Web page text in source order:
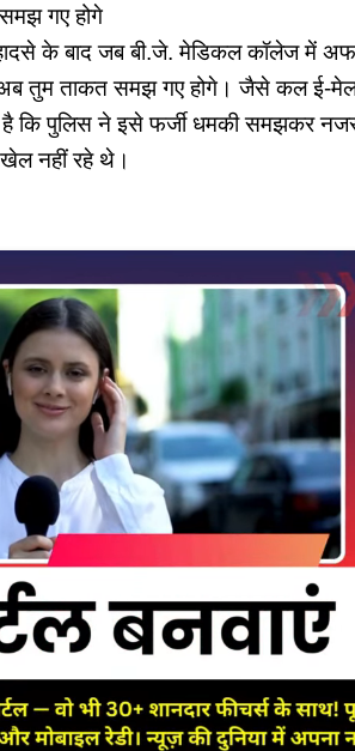
गए होगे
हादसे के बाद जब बी.जे. मेडिकल कॉलेज में
तुम ताकत समझ गए होगे। जैसे कल ई-
है कि पुलिस ने इसे फर्जी धमकी समझकर
खेल नहीं रहे थे।